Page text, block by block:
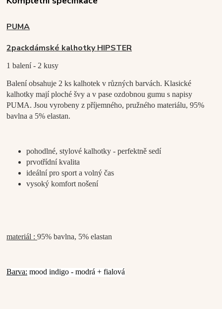
PUMA
2packdámské kalhotky HIPSTER
1 balení - 2 kusy
Balení obsahuje 2 ks kalhotek v různých barvách. Klasické
kalhotky mají ploché švy a v pase ozdobnou gumu s napisy
PUMA. Jsou vyrobeny z příjemného, pružného materiálu, 95%
bavlna a 5% elastan.
pohodlné, stylové kalhotky - perfektně sedí
prvotřídní kvalita
ideální pro sport a volný čas
vysoký komfort nošení
materiál :95% bavlna, 5% elastan
Barva: mood indigo - modrá + fialová